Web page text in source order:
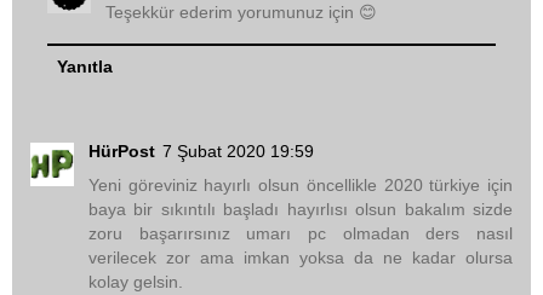
Teşekkür ederim yorumunuz için 😊
Yanıtla
HürPost 7 Şubat 2020 19:59
Yeni göreviniz hayırlı olsun öncellikle 2020 türkiye için
baya bir sıkıntılı başladı hayırlısı olsun bakalım sizde
zoru başarırsınız umarı pc olmadan ders nasıl
verilecek zor ama imkan yoksa da ne kadar olursa
kolay gelsin.